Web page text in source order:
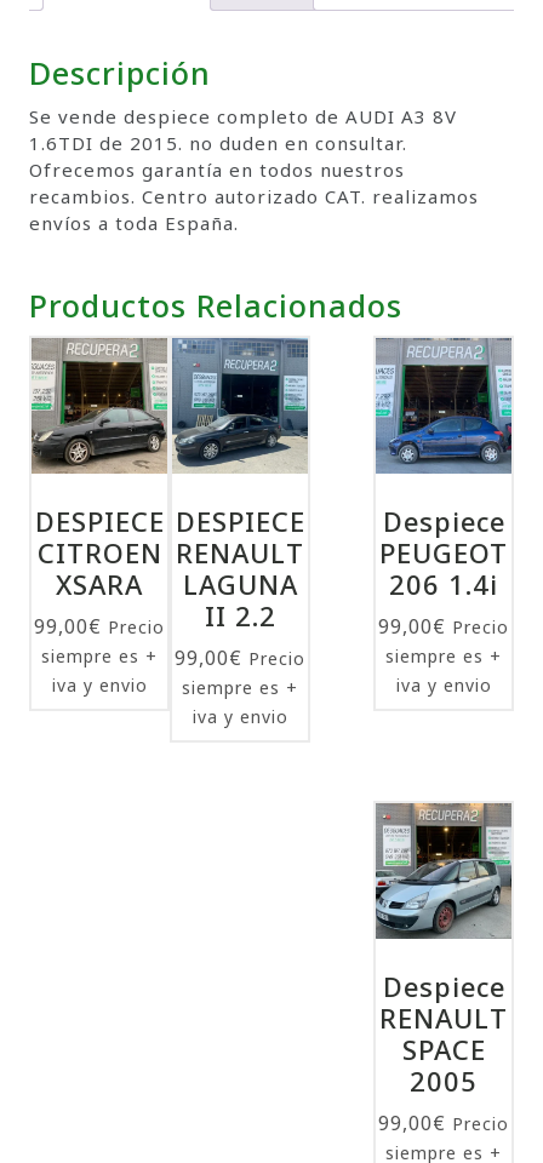
Descripción
Se vende despiece completo de AUDI A3 8V
1.6TDI de 2015. no duden en consultar.
Ofrecemos garantía en todos nuestros
recambios. Centro autorizado CAT. realizamos
envíos a toda España.
Productos Relacionados
DESPIECE
CITROEN
XSARA
99,00€ Precio
siempre es +
iva y envio
Despiece
PEUGEOT
206 1.4i
99,00€ Precio
siempre es +
iva y envio
DESPIECE
RENAULT
LAGUNA
II 2.2
99,00€ Precio
siempre es +
iva y envio
Despiece
RENAULT
SPACE
2005
99,00€ Precio
siempre es +